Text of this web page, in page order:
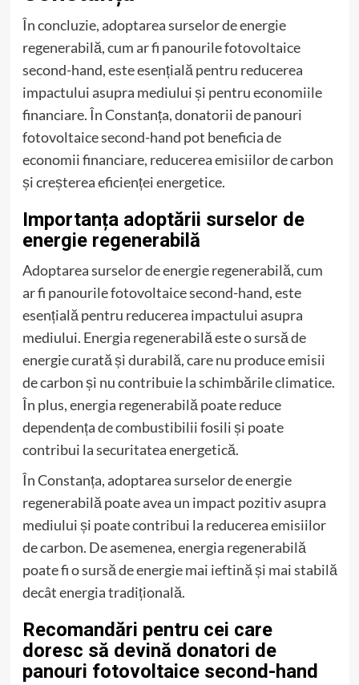
În concluzie, adoptarea surselor de energie
regenerabilă, cum ar fi panourile fotovoltaice
second-hand, este esențială pentru reducerea
impactului asupra mediului și pentru economiile
financiare. În Constanța, donatorii de panouri
fotovoltaice second-hand pot beneficia de
economii financiare, reducerea emisiilor de carbon
și creșterea eficienței energetice.
Importanța adoptării surselor de
energie regenerabilă
Adoptarea surselor de energie regenerabilă, cum
ar fi panourile fotovoltaice second-hand, este
esențială pentru reducerea impactului asupra
mediului. Energia regenerabilă este o sursă de
energie curată și durabilă, care nu produce emisii
de carbon și nu contribuie la schimbările climatice.
În plus, energia regenerabilă poate reduce
dependența de combustibilii fosili și poate
contribui la securitatea energetică.
În Constanța, adoptarea surselor de energie
regenerabilă poate avea un impact pozitiv asupra
mediului și poate contribui la reducerea emisiilor
de carbon. De asemenea, energia regenerabilă
poate fi o sursă de energie mai ieftină și mai stabilă
decât energia tradițională.
Recomandări pentru cei care
doresc să devină donatori de
panouri fotovoltaice second-hand